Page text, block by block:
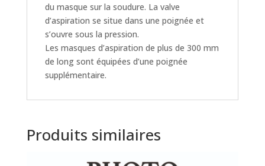
du masque sur la soudure. La valve
d’aspiration se situe dans une poignée et
s’ouvre sous la pression.
Les masques d’aspiration de plus de 300 mm
de long sont équipées d’une poignée
supplémentaire.
Produits similaires